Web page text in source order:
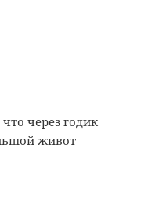
через годик
живот